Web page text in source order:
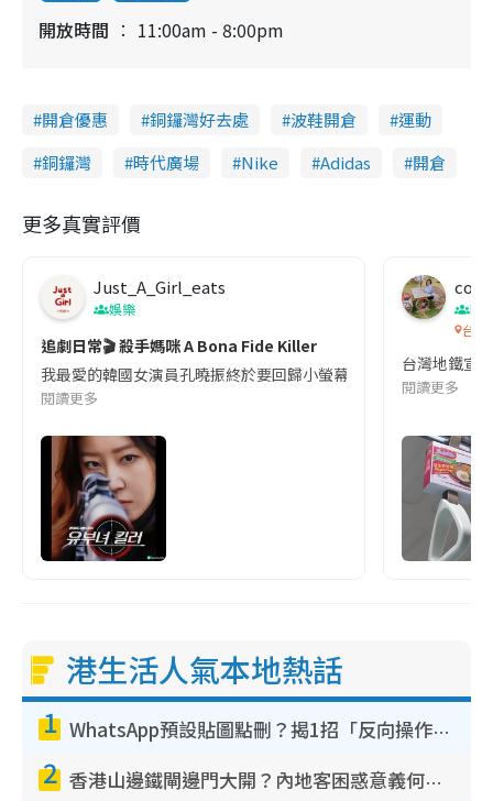
開放時間 11:00am - 8:00pm
開倉優惠 銅鑼灣好去處 波鞋開倉
運動
銅鑼灣
時代廣場 Nike Adidas 開倉
更多真實評價
Just_A_Girl_eats
娛樂
追劇日常🎬 殺手媽咪 A Bona Fide Killer
我最愛的韓國女演員孔曉振終於要回歸小螢幕啦!這次的劇本改編
閱讀更多
co
吹
台灣
台灣地鐵宣
閱讀更多
港生活人氣本地熱話
1 WhatsApp預設貼圖點刪？揭1招「反向操作」還原簡潔介面 附3步實測教學
2 香港山邊鐵閘邊門大開？內地客困惑意義何在！網民神回覆：呢種叫法理性防禦